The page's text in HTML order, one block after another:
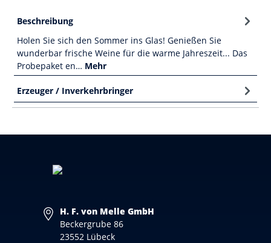
Beschreibung
Holen Sie sich den Sommer ins Glas! Genießen Sie
wunderbar frische Weine für die warme Jahreszeit... Das
Probepaket en… Mehr
Erzeuger / Inverkehrbringer
H. F. von Melle GmbH
Beckergrube 86
23552 Lübeck